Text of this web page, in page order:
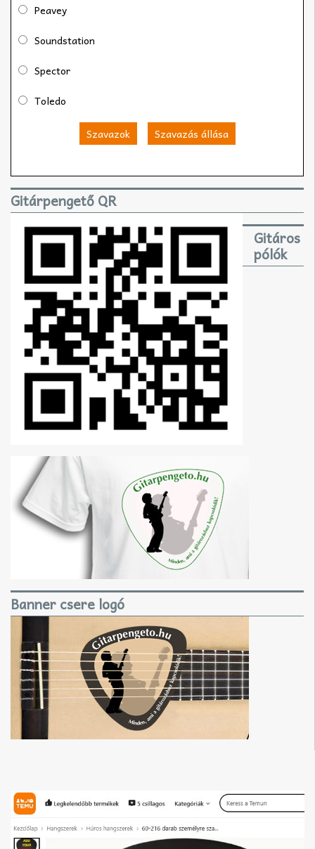
Peavey
Soundstation
Spector
Toledo
Szavazok Szavazás állása
Gitárpengető QR
Gitáros
pólók
Banner csere logó